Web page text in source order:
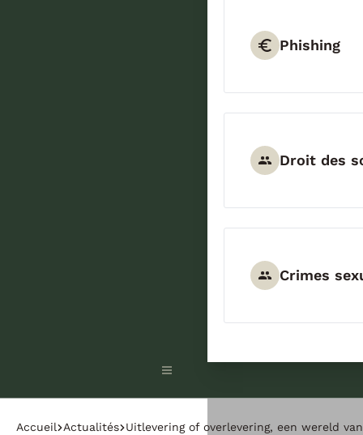
Phishing
Droit des
Crimes
Accueil Actualités Uitlevering of overlevering, een wereld